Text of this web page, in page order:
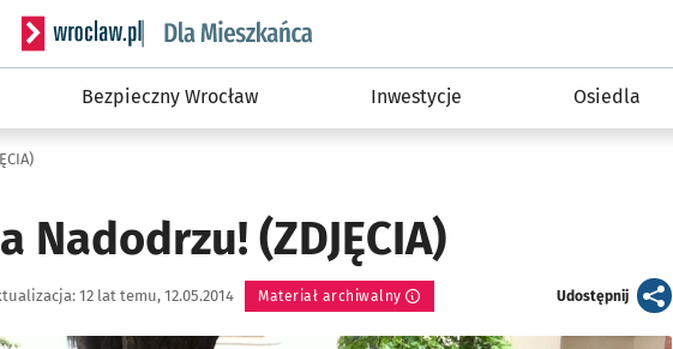
Serwis informacyjny wroclaw.pl podserwis: Dla mieszkańca
Bezpieczny Wrocław Inwestycje Osiedla
(ZDJĘCIA)
12 lat temu, 12.05.2014 Materiał archiwalny Udostępnijartykuł